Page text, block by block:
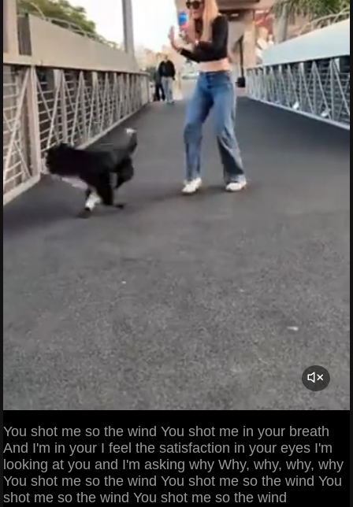
You shot me so the wind You shot me in your breath
And I'm in your I feel the satisfaction in your eyes I'm
looking at you and I'm asking why Why, why, why, why
You shot me so the wind You shot me so the wind You
shot me so the wind You shot me so the wind